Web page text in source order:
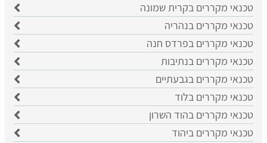
טכנאי מקררים בקרית שמונה
טכנאי מקררים בנהריה
טכנאי מקררים בפרדס חנה
טכנאי מקררים בנתיבות
טכנאי מקררים בגבעתיים
טכנאי מקררים בלוד
טכנאי מקררים בהוד השרון
טכנאי מקררים ביהוד